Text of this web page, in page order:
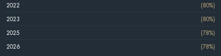
2022
(80%)
2023
(80%)
2025
(78%)
2026
(78%)